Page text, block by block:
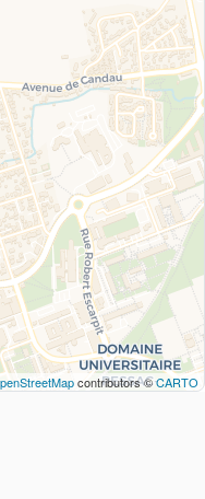
contributors ©CARTO